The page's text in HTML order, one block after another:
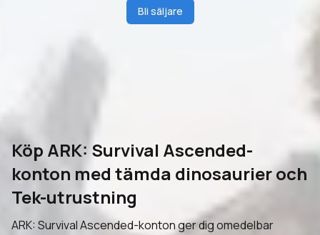
Bli säljare
Köp ARK: Survival Ascended-
konton med tämda dinosaurier och
Tek-utrustning
ARK: Survival Ascended-konton ger dig omedelbar